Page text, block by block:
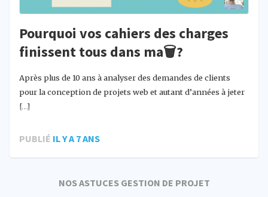
Pourquoi vos cahiers des charges
finissent tous dans ma🗑️?
Après plus de 10 ans à analyser des demandes de clients
pour la conception de projets web et autant d’années à jeter
[…]
PUBLIÉ IL Y A 7 ANS
NOS ASTUCES GESTION DE PROJET